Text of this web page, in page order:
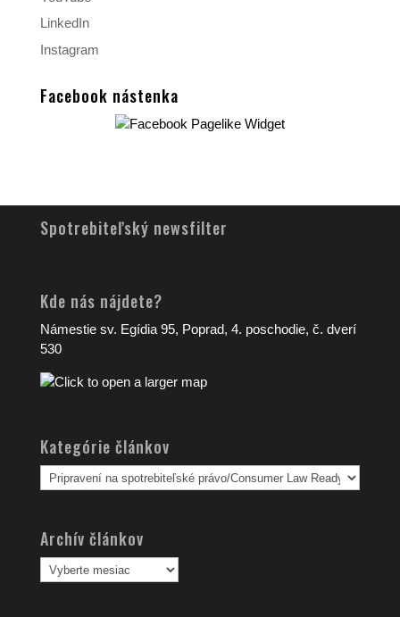
LinkedIn
Instagram
Facebook nástenka
Spotrebiteľský newsfilter
Kde nás nájdete?
Námestie sv. Egídia 95, Poprad, 4. poschodie, č. dverí
530
Kategórie článkov
Kategórie
článkov
Archív článkov
Archív
článkov